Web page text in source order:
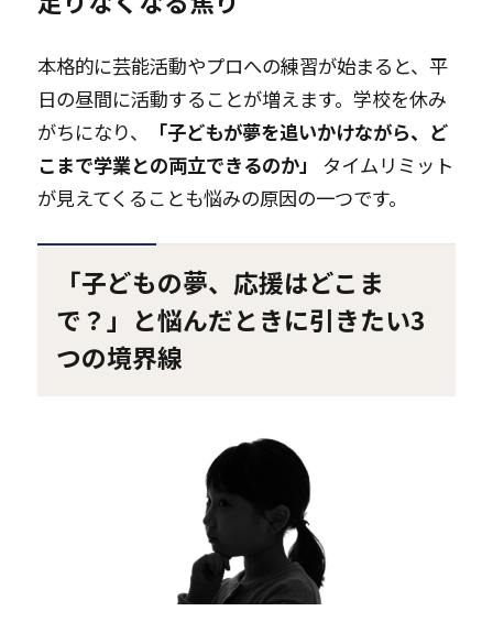
本格的に芸能活動やプロへの練習が始まると、平
日の昼間に活動することが増えます。学校を休み
がちになり、
「子どもが夢を追いかけながら、ど
こまで学業との両立できるのか」
タイムリミット
が見えてくることも悩みの原因の一つです。
「子どもの夢、応援はどこま
で？」と悩んだときに引きたい3
つの境界線